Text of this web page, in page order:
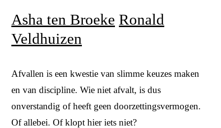
Asha ten Broeke Ronald
Veldhuizen
Afvallen is een kwestie van slimme keuzes maken
en van discipline. Wie niet afvalt, is dus
onverstandig of heeft geen doorzettingsvermogen.
Of allebei. Of klopt hier iets niet?